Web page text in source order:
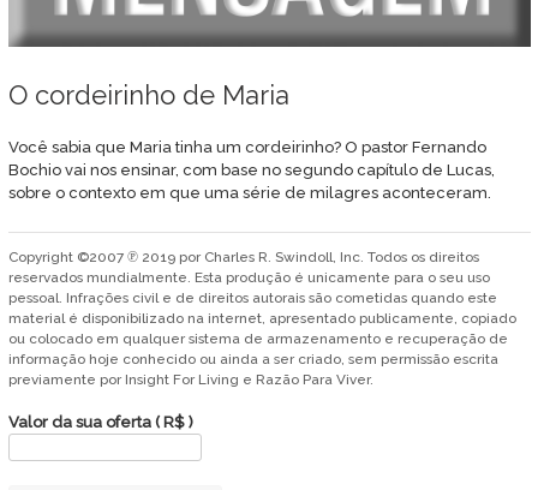
O cordeirinho de Maria
Você sabia que Maria tinha um cordeirinho? O pastor Fernando
Bochio vai nos ensinar, com base no segundo capítulo de Lucas,
sobre o contexto em que uma série de milagres aconteceram.
Copyright ©2007 ℗ 2019 por Charles R. Swindoll, Inc. Todos os direitos
reservados mundialmente. Esta produção é unicamente para o seu uso
pessoal. Infrações civil e de direitos autorais são cometidas quando este
material é disponibilizado na internet, apresentado publicamente, copiado
ou colocado em qualquer sistema de armazenamento e recuperação de
informação hoje conhecido ou ainda a ser criado, sem permissão escrita
previamente por Insight For Living e Razão Para Viver.
Valor da sua oferta ( R$ )